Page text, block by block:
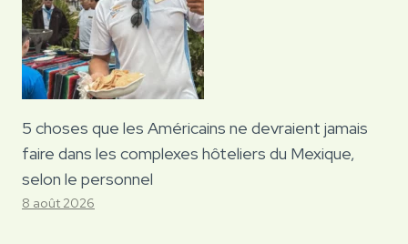
5 choses que les Américains ne devraient jamais
faire dans les complexes hôteliers du Mexique,
selon le personnel
8 août 2026